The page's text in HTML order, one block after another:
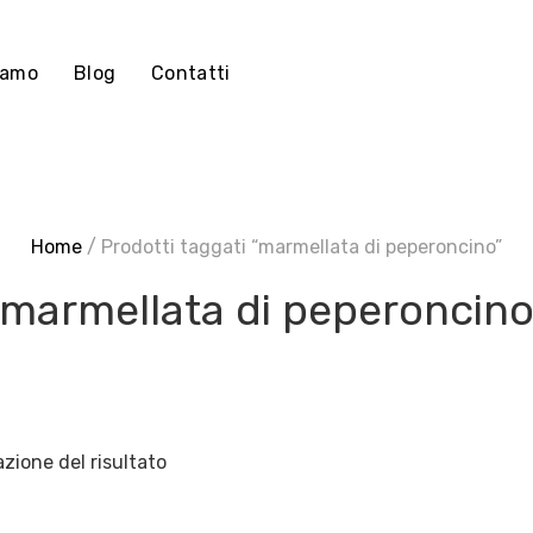
Blog Contatti
Home / Prodotti taggati “marmellata di peperoncino”
marmellata di peperoncino
del risultato